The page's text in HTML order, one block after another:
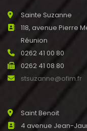
Sainte Suzanne
118, avenue Pierre
Réunion
0262 41 00 80
0262 41 08 80
stsuzanne@ofim.fr
Saint Benoit
4 avenue Jean-